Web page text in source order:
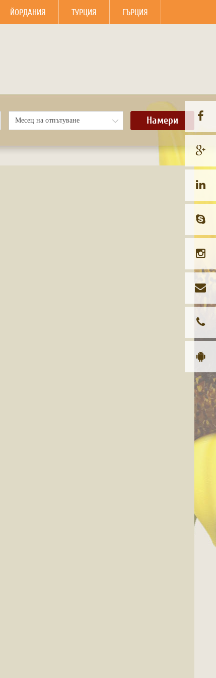
ЙОРДАНИЯ ТУРЦИЯ ГЪРЦИЯ
Намери